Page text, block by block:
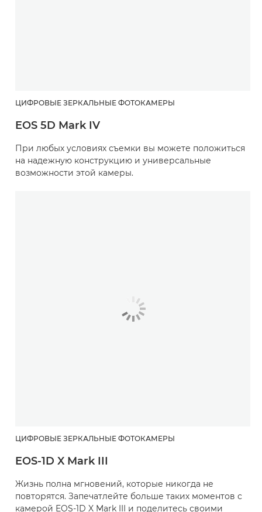
ЦИФРОВЫЕ ЗЕРКАЛЬНЫЕ ФОТОКАМЕРЫ
EOS 5D Mark IV
При любых условиях съемки вы можете положиться
на надежную конструкцию и универсальные
возможности этой камеры.
ЦИФРОВЫЕ ЗЕРКАЛЬНЫЕ ФОТОКАМЕРЫ
EOS-1D X Mark III
Жизнь полна мгновений, которые никогда не
повторятся. Запечатлейте больше таких моментов с
камерой EOS-1D X Mark III и поделитесь своими